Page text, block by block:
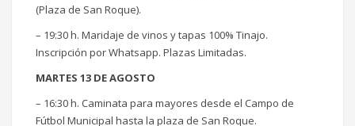
(Plaza de San Roque).
– 19:30 h. Maridaje de vinos y tapas 100% Tinajo.
Inscripción por Whatsapp. Plazas Limitadas.
MARTES 13 DE AGOSTO
– 16:30 h. Caminata para mayores desde el Campo de
Fútbol Municipal hasta la plaza de San Roque.